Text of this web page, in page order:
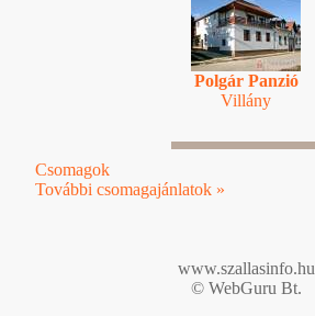
Polgár Panzió
Villány
Csomagok
További csomagajánlatok »
www.szallasinfo.hu
© WebGuru Bt.